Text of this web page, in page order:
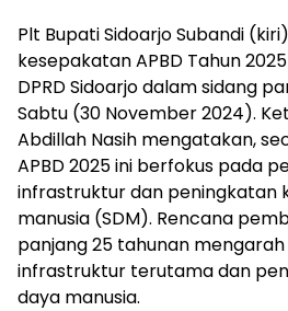
Plt Bupati Sidoarjo Subandi
kesepakatan APBD Tahun
DPRD Sidoarjo dalam sidang
Sabtu (30 November 2024).
Abdillah Nasih mengatakan,
APBD 2025 ini berfokus pada
infrastruktur dan peningkatan
manusia (SDM). Rencana
panjang 25 tahunan
infrastruktur terutama dan
daya manusia.